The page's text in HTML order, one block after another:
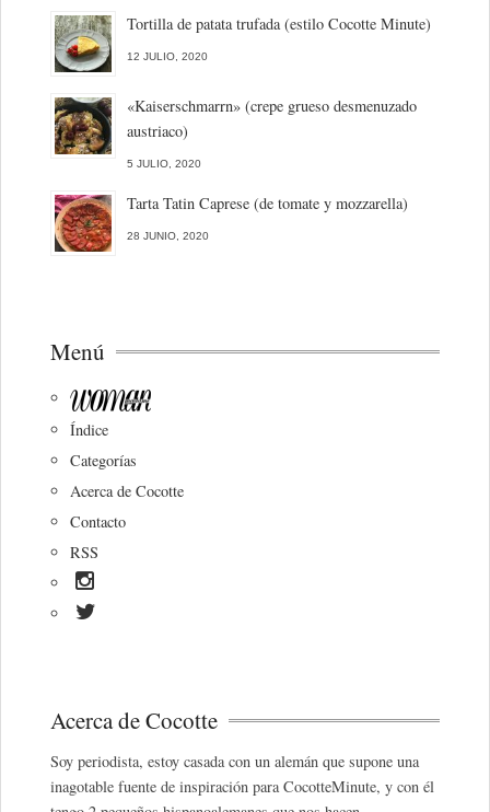
Tortilla de patata trufada (estilo Cocotte Minute)
12 JULIO, 2020
«Kaiserschmarrn» (crepe grueso desmenuzado
austriaco)
5 JULIO, 2020
Tarta Tatin Caprese (de tomate y mozzarella)
28 JUNIO, 2020
Menú
Índice
Categorías
Acerca de Cocotte
Contacto
RSS
Acerca de Cocotte
Soy periodista, estoy casada con un alemán que supone una
inagotable fuente de inspiración para CocotteMinute, y con él